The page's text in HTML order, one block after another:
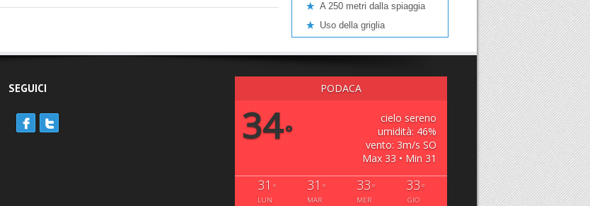
A 250 metri dalla spiaggia
Uso della griglia
SEGUICI PODACA
34°
cielo sereno
umidità: 46%
vento: 3m/s SO
Max 33 • Min 31
31 °
LUN
31 °
MAR
33 °
MER
33 °
GIO